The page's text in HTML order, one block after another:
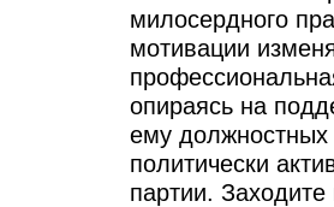
милосердного
мотивации
опираясь на
ему должностных
политически
партии.